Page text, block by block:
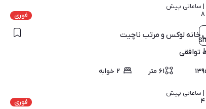
| ساعاتی پیش
فوری ۸
خانه لوکس و مرتب ناچیت
توافقی
۶۱ متر ۲ خوابه
| ساعاتی پیش
فوری ۴